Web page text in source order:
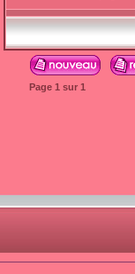
Page 1 sur 1